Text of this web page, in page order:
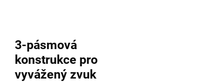
3-pásmová
konstrukce pro
vyvážený zvuk